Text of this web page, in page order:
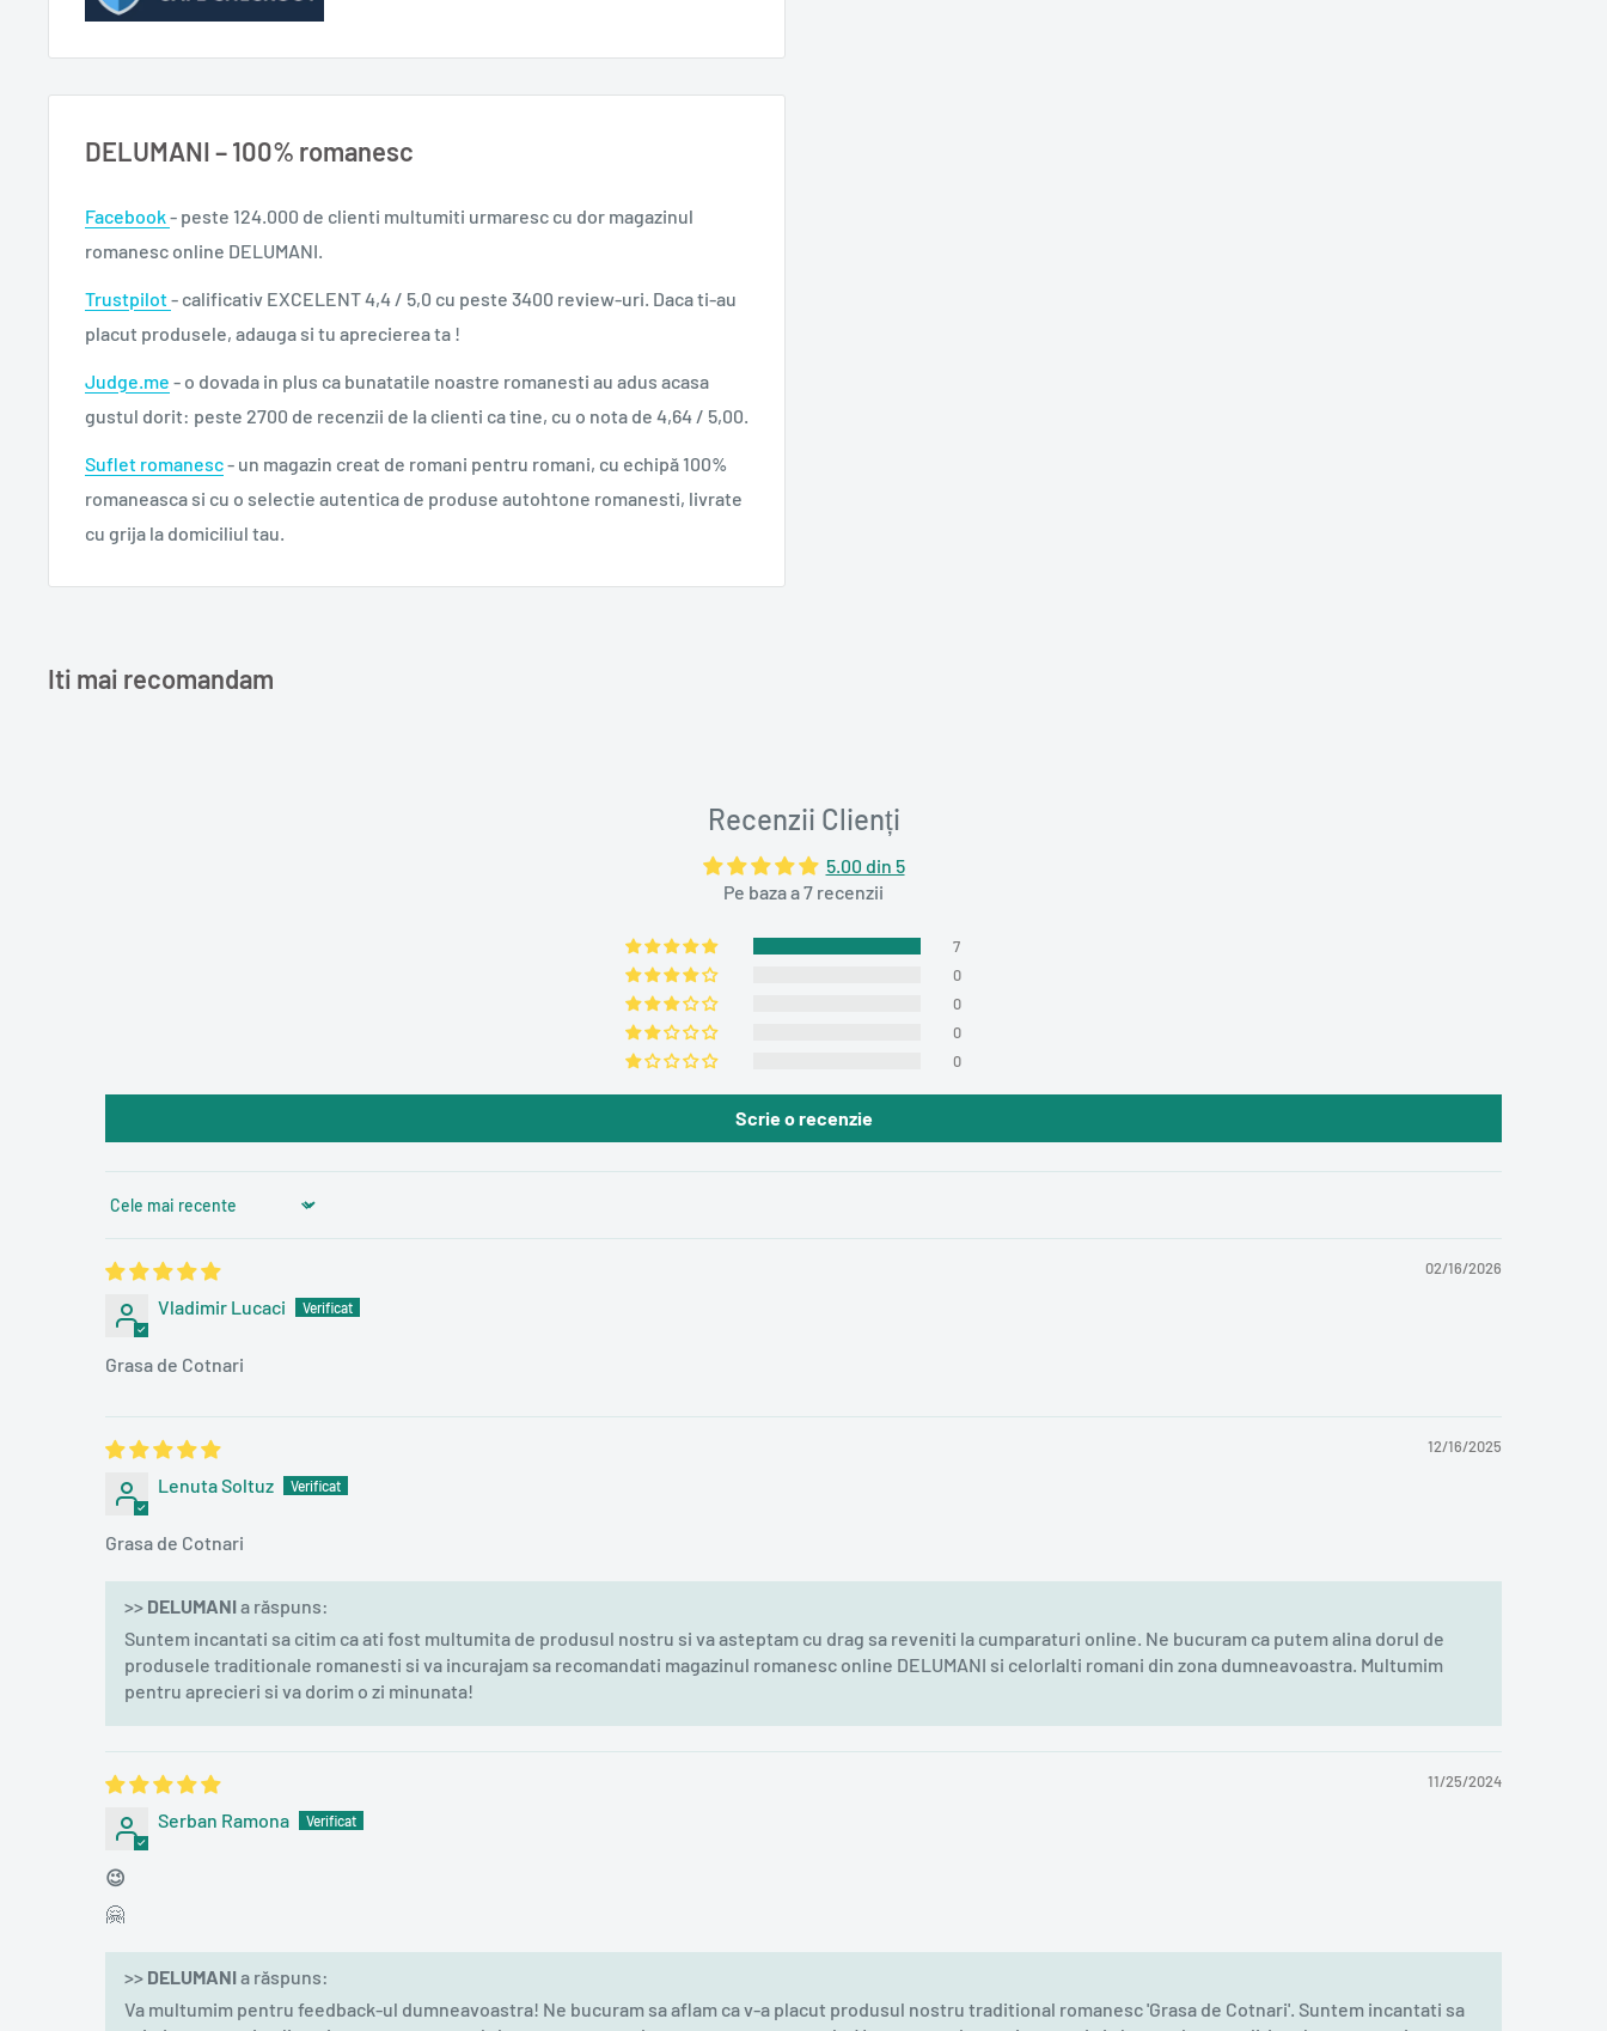
DELUMANI – 100% romanesc
Facebook- peste 124.000 de clienti multumiti urmaresc cu dor magazinul
romanesc online DELUMANI.
Trustpilot- calificativ EXCELENT 4,4 / 5,0 cu peste 3400 review-uri. Daca ti-au
placut produsele, adauga si tu aprecierea ta !
Judge.me - o dovada in plus ca bunatatile noastre romanesti au adus acasa
gustul dorit: peste 2700 de recenzii de la clienti ca tine, cu o nota de 4,64 / 5,00.
Suflet romanesc- un magazin creat de romani pentru romani, cu echipă 100%
romaneasca si cu o selectie autentica de produse autohtone romanesti, livrate
cu grija la domiciliul tau.
Iti mai recomandam
Recenzii Clienți
5.00 din 5
Pe baza a 7 recenzii
7
0
0
0
0
Scrie o recenzie
Sort by
02/16/2026
Vladimir Lucaci
Grasa de Cotnari
12/16/2025
Lenuta Soltuz
Grasa de Cotnari
>> DELUMANIa răspuns:
Suntem incantati sa citim ca ati fost multumita de produsul nostru si va asteptam cu drag sa reveniti la cumparaturi online. Ne bucuram ca putem alina dorul de
produsele traditionale romanesti si va incurajam sa recomandati magazinul romanesc online DELUMANI si celorlalti romani din zona dumneavoastra. Multumim
pentru aprecieri si va dorim o zi minunata!
11/25/2024
Serban Ramona
😉
🤗
>> DELUMANIa răspuns:
Va multumim pentru feedback-ul dumneavoastra! Ne bucuram sa aflam ca v-a placut produsul nostru traditional romanesc 'Grasa de Cotnari'. Suntem incantati sa